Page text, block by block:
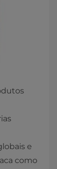
e
como